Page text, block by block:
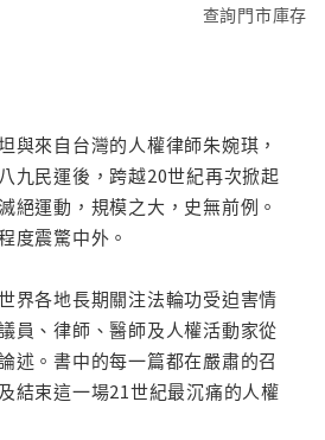
查詢門市庫存
與來自台灣的人權律師朱婉琪，
九民運後，跨越20世紀再次掀起
絕運動，規模之大，史無前例。
度震驚中外。
界各地長期關注法輪功受迫害情
員、律師、醫師及人權活動家從
述。書中的每一篇都在嚴肅的召
結束這一場21世紀最沉痛的人權